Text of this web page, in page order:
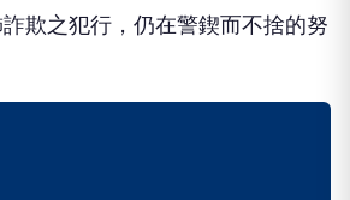
欺之犯行，仍在警鍥而不捨的努